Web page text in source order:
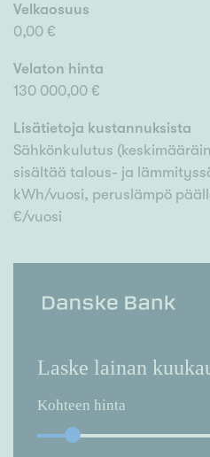
Velkaosuus
0,00 €
Velaton hinta
130 000,00 €
Lisätietoja kustannuksista
Sähkönkulutus
sisältää talous- ja
kWh/vuosi, peruslämpö
€/vuosi